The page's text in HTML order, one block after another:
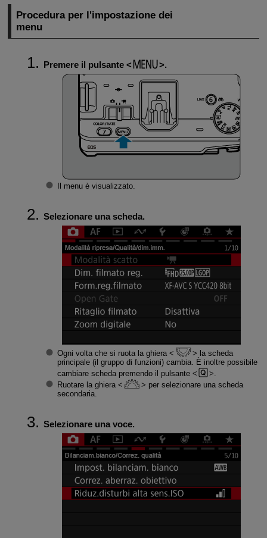
Procedura per l'impostazione dei
menu
Premere il pulsante .
Il menu è visualizzato.
Selezionare una scheda.
Ogni volta che si ruota la ghiera
la scheda
principale (il gruppo di funzioni) cambia. È inoltre possibile
cambiare scheda premendo il pulsante
.
Ruotare la ghiera
per selezionare una scheda
secondaria.
Selezionare una voce.